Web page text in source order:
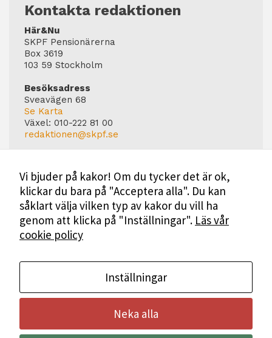
Kontakta redaktionen
Här&Nu
SKPF Pensionärerna
Box 3619
103 59 Stockholm
Besöksadress
Sveavägen 68
Se Karta
Växel: 010-222 81 00
redaktionen@skpf.se
Markus Dahlberg
Tel: 0720-88 17 17
markus.dahlberg@skpf.se
Annonsering
Swartling & Bergström Media
Birger Jarlsgatan 110
Tel: 08-545 160 60
Bli medlem i SKPF
Vi bjuder på kakor! Om du tycker det är ok,
klickar du bara på "Acceptera alla". Du kan
såklart välja vilken typ av kakor du vill ha
genom att klicka på "Inställningar". Läs vår
cookie policy
Inställningar
Neka alla